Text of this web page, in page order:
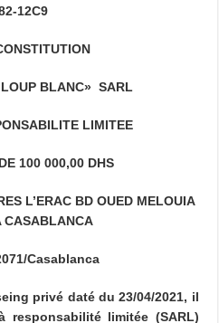
12C9
BLANC» SARL
LIMITEE
100 000,00 DHS
L’ERAC BD OUED MELOUIA
CASABLANCA
Casablanca
privé daté du 23/04/2021, il
limitée (SARL)